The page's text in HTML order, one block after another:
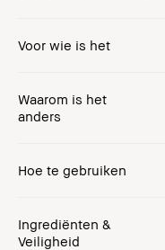
Voor wie is het
Waarom is het
anders
Hoe te gebruiken
Ingrediënten &
Veiligheid